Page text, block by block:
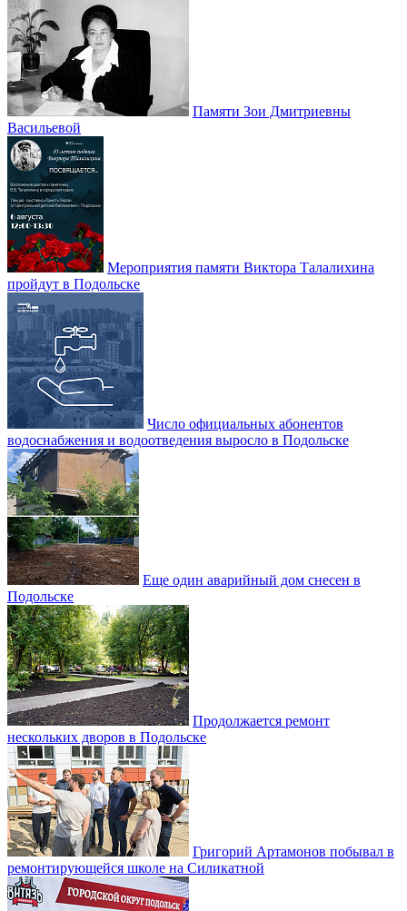
Памяти Зои Дмитриевны
Васильевой
Мероприятия памяти Виктора Талалихина
пройдут в Подольске
Число официальных абонентов
водоснабжения и водоотведения выросло в Подольске
Еще один аварийный дом снесен в
Подольске
Продолжается ремонт
нескольких дворов в Подольске
Григорий Артамонов побывал в
ремонтирующейся школе на Силикатной